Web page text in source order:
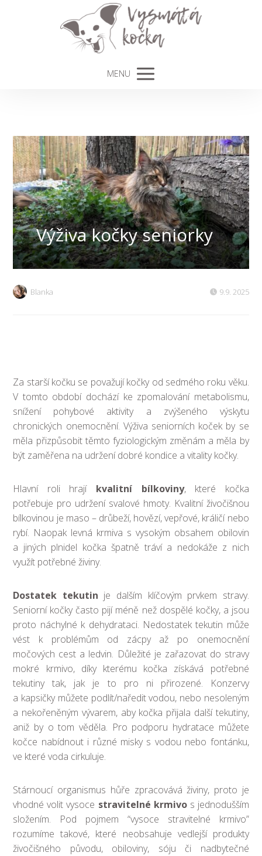
MENU
Výživa kočky seniorky
Blanka 9.9. 2025
Za starší kočku se považují kočky od sedmého roku věku.
V tomto období dochází ke zpomalování metabolismu,
snížení pohybové aktivity a zvýšeného výskytu
chronických onemocnění. Výživa seniorních koček by se
měla přizpůsobit těmto fyziologickým změnám a měla by
být zaměřena na udržení dobré kondice a vitality kočky.
Hlavní roli hrají kvalitní bílkoviny, které kočka
potřebuje pro udržení svalové hmoty. Kvalitní živočišnou
bílkovinou je maso – drůbeží, hovězí, vepřové, králičí nebo
rybí. Naopak levná krmiva s vysokým obsahem obilovin
a jiných plnidel kočka špatně tráví a nedokáže z nich
využít potřebné živiny.
Dostatek tekutin je dalším klíčovým prvkem stravy.
Seniorní kočky často pijí méně než dospělé kočky, a jsou
proto náchylné k dehydrataci. Nedostatek tekutin může
vést k problémům od zácpy až po onemocnění
močových cest a ledvin. Důležité je zařazovat do stravy
mokré krmivo, díky kterému kočka získává potřebné
tekutiny tak, jak je to pro ni přirozené. Konzervy
a kapsičky můžete podlít/naředit vodou, nebo nesoleným
a nekořeněným vývarem, aby kočka přijala další tekutiny,
aniž by o tom věděla. Pro podporu hydratace můžete
kočce nabídnout i různé misky s vodou nebo fontánku,
ve které voda cirkuluje.
Stárnoucí organismus hůře zpracovává živiny, proto je
vhodné volit vysoce stravitelné krmivos jednodušším
složením. Pod pojmem “vysoce stravitelné krmivo”
rozumíme takové, které neobsahuje vedlejší produkty
živočišného původu, obiloviny, sóju či nadbytečné